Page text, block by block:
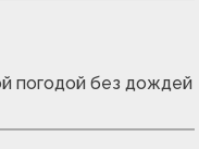
погодой без дождей